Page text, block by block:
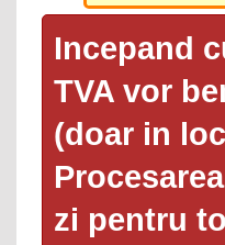
Incepand
TVA vor
(doar in
zi pentru